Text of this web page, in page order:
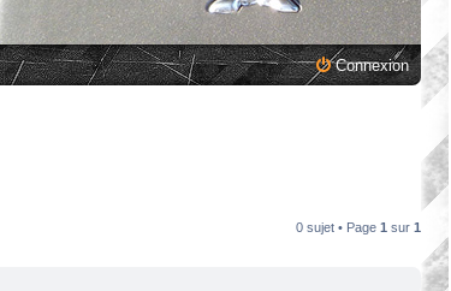
Connexion
0 sujet • Page 1 sur 1